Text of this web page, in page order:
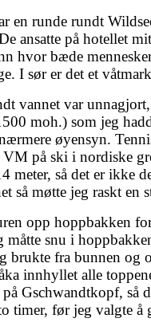
en runde rundt
ansatte på hotellet
hvor bæde
I sør er det et
vannet var
moh.) som jeg
øyensyn.
på ski i nordiske
meter, så det er ikke
så møtte jeg raskt en
opp hoppbakken
måtte snu i
brukte fra bunnen og
innhyllet alle
Gschwandtkopf, så
timer, før jeg valgte